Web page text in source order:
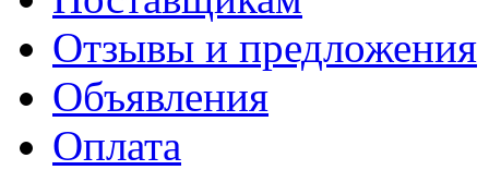
Отзывы и предложения
Объявления
Оплата